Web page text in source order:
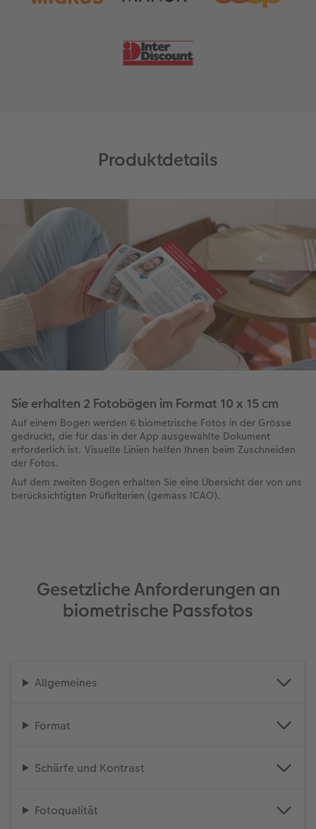
Produktdetails
Sie erhalten 2 Fotobögen im Format 10 x 15 cm
Auf einem Bogen werden 6 biometrische Fotos in der Grösse
gedruckt, die für das in der App ausgewählte Dokument
erforderlich ist. Visuelle Linien helfen Ihnen beim Zuschneiden
der Fotos.
Auf dem zweiten Bogen erhalten Sie eine Übersicht der von uns
berücksichtigten Prüfkriterien (gemäss ICAO).
Gesetzliche Anforderungen an
biometrische Passfotos
Allgemeines
Format
Schärfe und Kontrast
Fotoqualität